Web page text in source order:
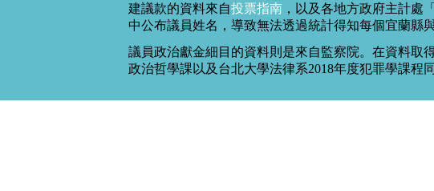
建議款的資料來自投票指南 ，以及各地方政府主計處
中公布議員姓名，導致無法透過統計得知每個宜蘭縣
議員政治獻金細目的資料則是來自監察院。在資料取
政治哲學課以及台北大學法律系2018年度犯罪學課程